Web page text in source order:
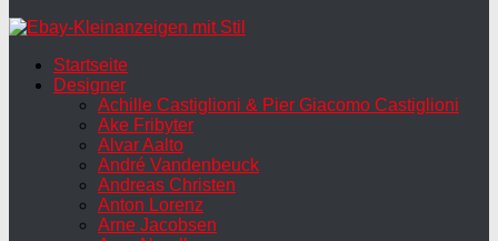
Startseite
Designer
Achille Castiglioni & Pier Giacomo Castiglioni
Ake Fribyter
Alvar Aalto
André Vandenbeuck
Andreas Christen
Anton Lorenz
Arne Jacobsen